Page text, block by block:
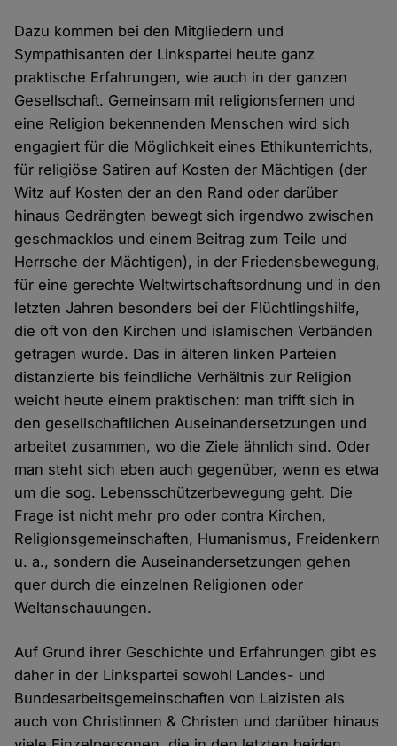
Dazu kommen bei den Mitgliedern und
Sympathisanten der Linkspartei heute ganz
praktische Erfahrungen, wie auch in der ganzen
Gesellschaft. Gemeinsam mit religionsfernen und
eine Religion bekennenden Menschen wird sich
engagiert für die Möglichkeit eines Ethikunterrichts,
für religiöse Satiren auf Kosten der Mächtigen (der
Witz auf Kosten der an den Rand oder darüber
hinaus Gedrängten bewegt sich irgendwo zwischen
geschmacklos und einem Beitrag zum Teile und
Herrsche der Mächtigen), in der Friedensbewegung,
für eine gerechte Weltwirtschaftsordnung und in den
letzten Jahren besonders bei der Flüchtlingshilfe,
die oft von den Kirchen und islamischen Verbänden
getragen wurde. Das in älteren linken Parteien
distanzierte bis feindliche Verhältnis zur Religion
weicht heute einem praktischen: man trifft sich in
den gesellschaftlichen Auseinandersetzungen und
arbeitet zusammen, wo die Ziele ähnlich sind. Oder
man steht sich eben auch gegenüber, wenn es etwa
um die sog. Lebensschützerbewegung geht. Die
Frage ist nicht mehr pro oder contra Kirchen,
Religionsgemeinschaften, Humanismus, Freidenkern
u. a., sondern die Auseinandersetzungen gehen
quer durch die einzelnen Religionen oder
Weltanschauungen.
Auf Grund ihrer Geschichte und Erfahrungen gibt es
daher in der Linkspartei sowohl Landes- und
Bundesarbeitsgemeinschaften von Laizisten als
auch von Christinnen & Christen und darüber hinaus